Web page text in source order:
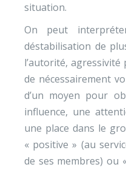
situation.
On peut
déstabilisation de
l’autorité, agressivité
de nécessairement
d’un moyen pour
influence, une
une place dans le
« positive » (au
de ses membres) ou